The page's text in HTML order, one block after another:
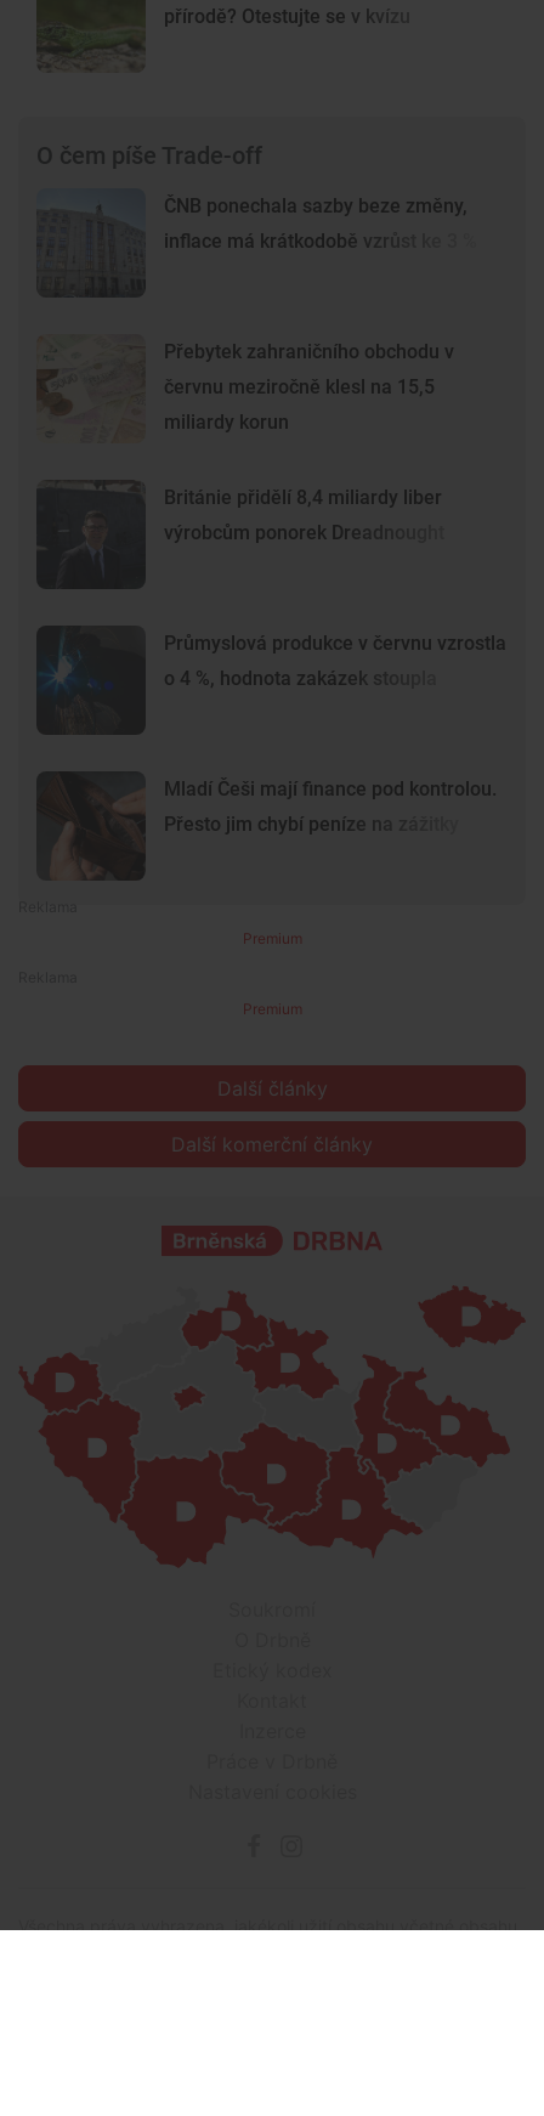
přírodě? Otestujte se v kvízu
O čem píše Trade-off
ČNB ponechala sazby beze změny,
inflace má krátkodobě vzrůst ke 3 %
Přebytek zahraničního obchodu v
červnu meziročně klesl na 15,5
miliardy korun
Británie přidělí 8,4 miliardy liber
výrobcům ponorek Dreadnought
Průmyslová produkce v červnu vzrostla
o 4 %, hodnota zakázek stoupla
Mladí Češi mají finance pod kontrolou.
Přesto jim chybí peníze na zážitky
Premium
Premium
Další články
Další komerční články
Všechna práva vyhrazena, jakékoli užití obsahu včetné obsahu